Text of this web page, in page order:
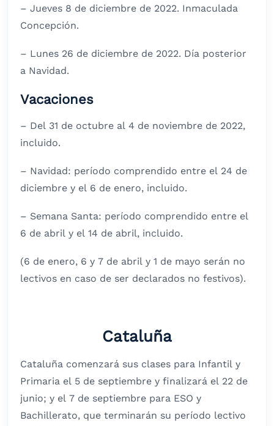
– Jueves 8 de diciembre de 2022. Inmaculada
Concepción.
– Lunes 26 de diciembre de 2022. Día posterior
a Navidad.
Vacaciones
– Del 31 de octubre al 4 de noviembre de 2022,
incluido.
– Navidad: período comprendido entre el 24 de
diciembre y el 6 de enero, incluido.
– Semana Santa: período comprendido entre el
6 de abril y el 14 de abril, incluido.
(6 de enero, 6 y 7 de abril y 1 de mayo serán no
lectivos en caso de ser declarados no festivos).
Cataluña
Cataluña comenzará sus clases para Infantil y
Primaria el 5 de septiembre y finalizará el 22 de
junio; y el 7 de septiembre para ESO y
Bachillerato, que terminarán su período lectivo